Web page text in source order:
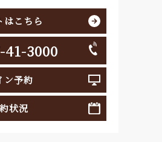
はこちら
41-3000
ン予約
状況